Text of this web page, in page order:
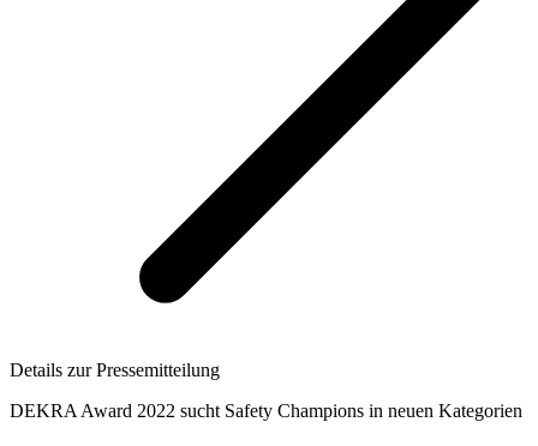
Details zur Pressemitteilung
DEKRA Award 2022 sucht Safety Champions in neuen Kategorien